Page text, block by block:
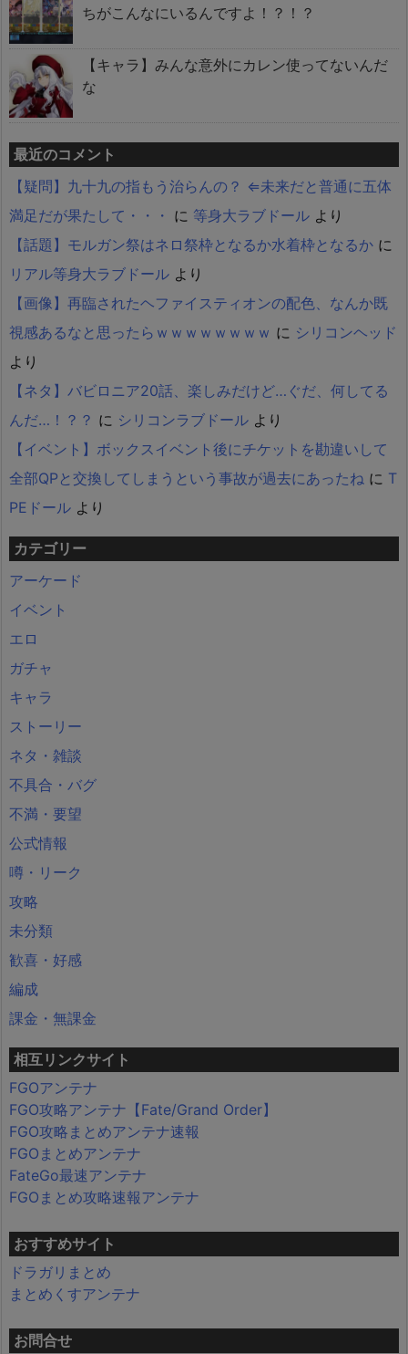
ちがこんなにいるんですよ！？！？
【キャラ】みんな意外にカレン使ってないんだ
な
最近のコメント
【疑問】九十九の指もう治らんの？ ⇐未来だと普通に五体
満足だが果たして・・・ に 等身大ラブドール より
【話題】モルガン祭はネロ祭枠となるか水着枠となるか に
リアル等身大ラブドール より
【画像】再臨されたヘファイスティオンの配色、なんか既
視感あるなと思ったらｗｗｗｗｗｗｗｗ に シリコンヘッド
より
【ネタ】バビロニア20話、楽しみだけど…ぐだ、何してる
んだ…！？？ に シリコンラブドール より
【イベント】ボックスイベント後にチケットを勘違いして
全部QPと交換してしまうという事故が過去にあったね に T
PEドール より
カテゴリー
アーケード
イベント
エロ
ガチャ
キャラ
ストーリー
ネタ・雑談
不具合・バグ
不満・要望
公式情報
噂・リーク
攻略
未分類
歓喜・好感
編成
課金・無課金
相互リンクサイト
FGOアンテナ
FGO攻略アンテナ【Fate/Grand Order】
FGO攻略まとめアンテナ速報
FGOまとめアンテナ
FateGo最速アンテナ
FGOまとめ攻略速報アンテナ
おすすめサイト
ドラガリまとめ
まとめくすアンテナ
お問合せ